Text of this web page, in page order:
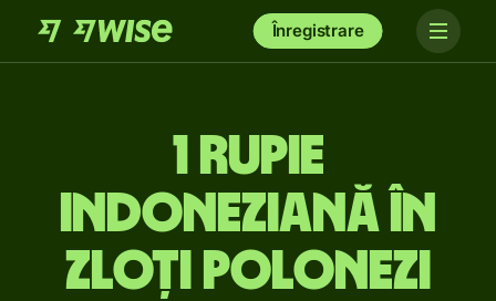
Înregistrare
1 rupie
indoneziană în
zloți polonezi